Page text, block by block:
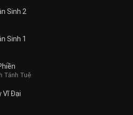
Sinh 2
Sinh 1
Tánh Tuệ
Vĩ Đại